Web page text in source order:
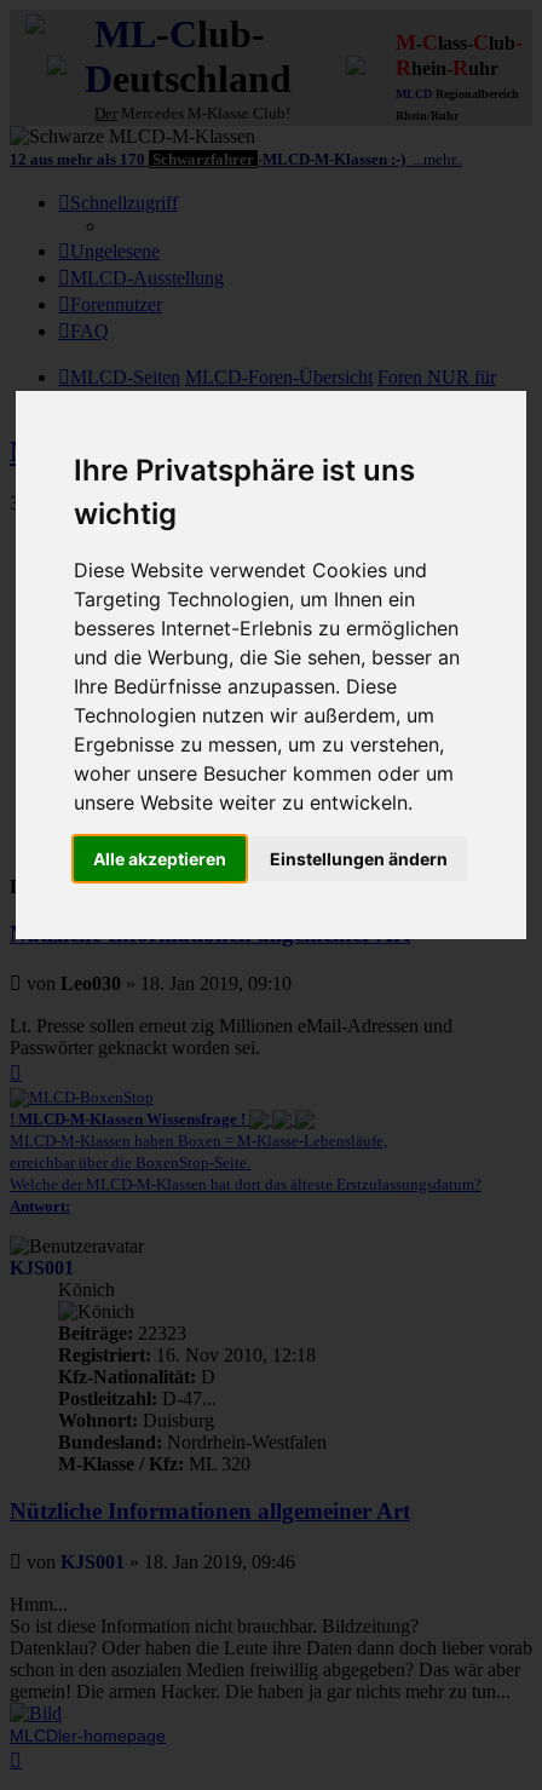
Ihre Privatsphäre ist uns
wichtig
Diese Website verwendet Cookies und
Targeting Technologien, um Ihnen ein
besseres Internet-Erlebnis zu ermöglichen
und die Werbung, die Sie sehen, besser an
Ihre Bedürfnisse anzupassen. Diese
Technologien nutzen wir außerdem, um
Ergebnisse zu messen, um zu verstehen,
woher unsere Besucher kommen oder um
unsere Website weiter zu entwickeln.
Alle akzeptieren Einstellungen ändern
ML-Club-
Deutschland
Der Mercedes M-Klasse Club!
M-Class-Club-
Rhein-Ruhr
MLCD Regionalbereich
Rhein/Ruhr
12 aus mehr als 170 Schwarzfahrer -MLCD-M-Klassen :-) ...mehr..
Schnellzugriff
Ungelesene
MLCD-Ausstellung
Forennutzer
FAQ
MLCD-Seiten MLCD-Foren-Übersicht Foren NUR für
Nützliche Informationen allgemeiner Art
328 Beiträge
9
17
Gehe zu Seite:
Vorherige
…
10
11
…
Nächste
Leo030
Nützliche Informationen allgemeiner Art
Beitrag
von Leo030 » 18. Jan 2019, 09:10
Lt. Presse sollen erneut zig Millionen eMail-Adressen und
Passwörter geknackt worden sei.
oben
! MLCD-M-Klassen Wissensfrage !
MLCD-M-Klassen haben Boxen = M-Klasse-Lebensläufe,
erreichbar über die BoxenStop-Seite.
Welche der MLCD-M-Klassen hat dort das älteste Erstzulassungsdatum?
Antwort:
KJS001
Könich
Beiträge: 22323
Registriert: 16. Nov 2010, 12:18
Kfz-Nationalität: D
Postleitzahl: D-47...
Wohnort: Duisburg
Bundesland: Nordrhein-Westfalen
M-Klasse / Kfz: ML 320
Nützliche Informationen allgemeiner Art
Beitrag
von KJS001 » 18. Jan 2019, 09:46
Hmm...
So ist diese Information nicht brauchbar. Bildzeitung?
Datenklau? Oder haben die Leute ihre Daten dann doch lieber vorab
schon in den asozialen Medien freiwillig abgegeben? Das wär aber
gemein! Die armen Hacker. Die haben ja gar nichts mehr zu tun...
MLCDler-homepage